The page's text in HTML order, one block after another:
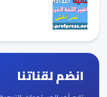
انضم لقناتنا